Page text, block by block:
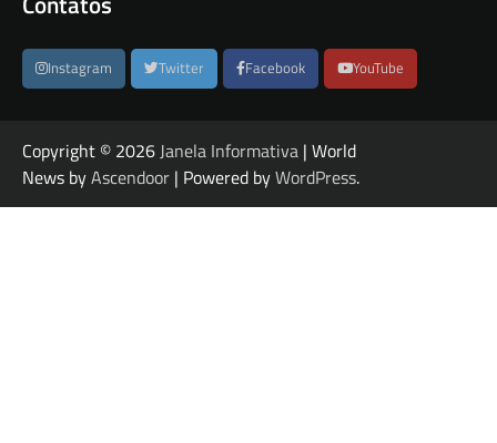
Instagram Twitter Facebook YouTube
Copyright © 2026Janela Informativa | World
News byAscendoor | Powered byWordPress.